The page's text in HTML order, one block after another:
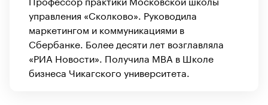
управления «Сколково». Руководила
маркетингом и коммуникациями в
Сбербанке. Более десяти лет возглавляла
«РИА Новости». Получила MBA в Школе
бизнеса Чикагского университета.